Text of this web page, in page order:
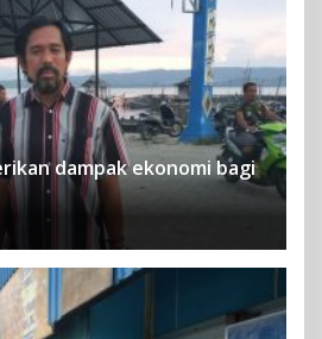
dampak ekonomi bagi